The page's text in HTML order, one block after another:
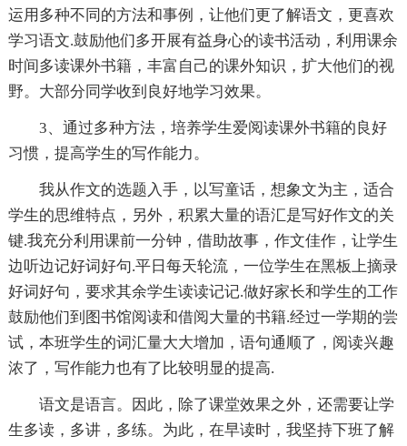
运用多种不同的方法和事例，让他们更了解语文，更喜欢
学习语文.鼓励他们多开展有益身心的读书活动，利用课余
时间多读课外书籍，丰富自己的课外知识，扩大他们的视
野。大部分同学收到良好地学习效果。
3、通过多种方法，培养学生爱阅读课外书籍的良好
习惯，提高学生的写作能力。
我从作文的选题入手，以写童话，想象文为主，适合
学生的思维特点，另外，积累大量的语汇是写好作文的关
键.我充分利用课前一分钟，借助故事，作文佳作，让学生
边听边记好词好句.平日每天轮流，一位学生在黑板上摘录
好词好句，要求其余学生读读记记.做好家长和学生的工作
鼓励他们到图书馆阅读和借阅大量的书籍.经过一学期的尝
试，本班学生的词汇量大大增加，语句通顺了，阅读兴趣
浓了，写作能力也有了比较明显的提高.
语文是语言。因此，除了课堂效果之外，还需要让学
生多读，多讲，多练。为此，在早读时，我坚持下班了解